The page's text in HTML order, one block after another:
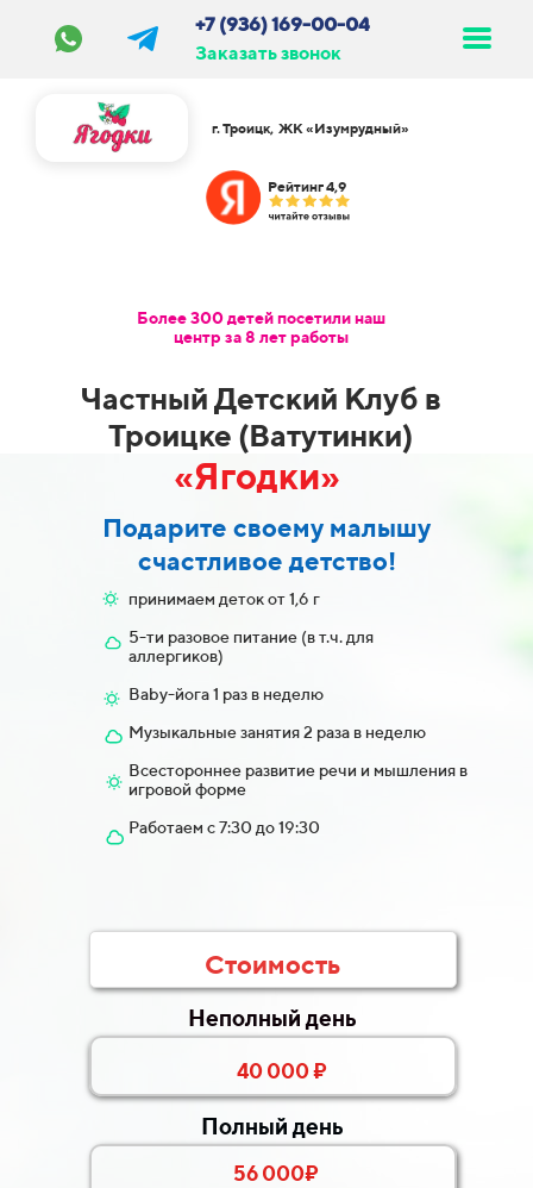
+7 (936) 169-00-04
Заказать звонок
г. Троицк, ЖК «Изумрудный»
Стоимость
Неполный день
40 000 ₽
Полный день
56 000₽
Частный Детский Клуб в
Троицке (Ватутинки)
«Ягодки»
Подарите своему малышу
счастливое детство!
принимаем деток от 1,6 г
5-ти разовое питание (в т.ч. для
аллергиков)
Baby-йога 1 раз в неделю
Музыкальные занятия 2 раза в неделю
Всестороннее развитие речи и мышления в
игровой форме
Работаем с 7:30 до 19:30
Более 300 детей посетили наш
центр за 8 лет работы
Рейтинг 4,9